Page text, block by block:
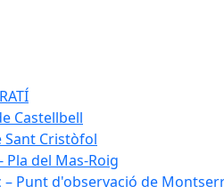
Castellbell
Sant Cristòfol
del Mas-Roig
– Punt d'observació de